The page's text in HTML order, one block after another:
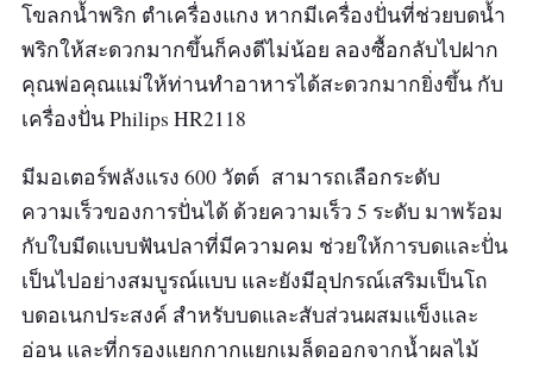
โขลกน้ำพริก ตำเครื่องแกง หากมีเครื่องปั่นที่ช่วยบดน้ำ
พริกให้สะดวกมากขึ้นก็คงดีไม่น้อย ลองซื้อกลับไปฝาก
คุณพ่อคุณแม่ให้ท่านทำอาหารได้สะดวกมากยิ่งขึ้น กับ
เครื่องปั่น Philips HR2118
มีมอเตอร์พลังแรง 600 วัตต์ สามารถเลือกระดับ
ความเร็วของการปั่นได้ ด้วยความเร็ว 5 ระดับ มาพร้อม
กับใบมีดแบบฟันปลาที่มีความคม ช่วยให้การบดและปั่น
เป็นไปอย่างสมบูรณ์แบบ และยังมีอุปกรณ์เสริมเป็นโถ
บดอเนกประสงค์ สำหรับบดและสับส่วนผสมแข็งและ
อ่อน และที่กรองแยกกากแยกเมล็ดออกจากน้ำผลไม้